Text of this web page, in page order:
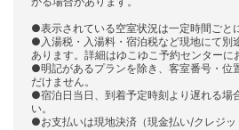
●表示されている空室状況は一定時間ごと
●入湯税・入湯料・宿泊税など現地にて別
あります。詳細はゆこゆこ予約センターに
●明記があるプランを除き、客室番号・位
だけません。
●宿泊日当日、到着予定時刻より遅れる場
い。
●お支払いは現地決済（現金払い/クレジ